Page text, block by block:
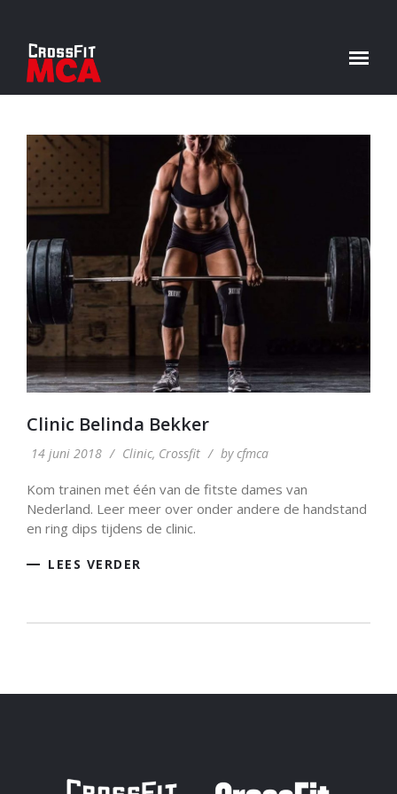
Clinic Belinda Bekker
14 juni 2018 / Clinic, Crossfit / bycfmca
Kom trainen met één van de fitste dames van
Nederland. Leer meer over onder andere de handstand
en ring dips tijdens de clinic.
LEES VERDER